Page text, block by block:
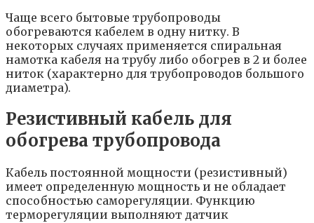
Чаще всего бытовые трубопроводы
обогреваются кабелем в одну нитку. В
некоторых случаях применяется спиральная
намотка кабеля на трубу либо обогрев в 2 и более
ниток (характерно для трубопроводов большого
диаметра).
Резистивный кабель для
обогрева трубопровода
Кабель постоянной мощности (резистивный)
имеет определенную мощность и не обладает
способностью саморегуляции. Функцию
терморегуляции выполняют датчик